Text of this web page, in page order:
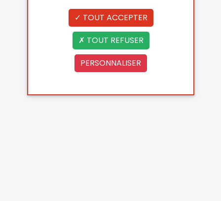
TOUT ACCEPTER
TOUT REFUSER
PERSONNALISER